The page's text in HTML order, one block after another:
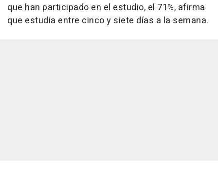
que han participado en el estudio, el 71%, afirma
que estudia entre cinco y siete días a la semana.